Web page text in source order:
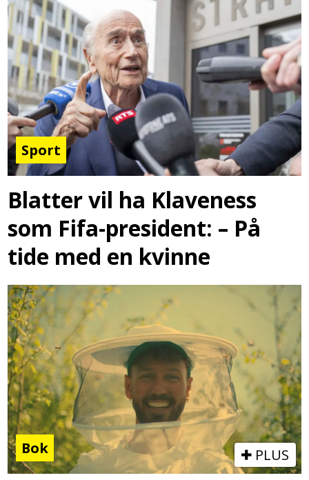
Sport
Blatter vil ha Klaveness
som Fifa-president: – På
tide med en kvinne
Bok PLUS